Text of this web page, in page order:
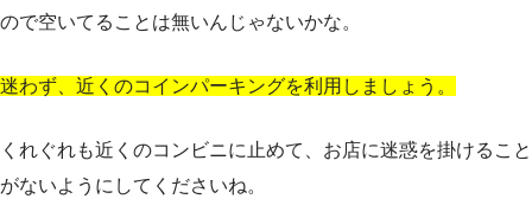
ので空いてることは無いんじゃないかな。
迷わず、近くのコインパーキングを利用しましょう。
くれぐれも近くのコンビニに止めて、お店に迷惑を掛けること
がないようにしてくださいね。